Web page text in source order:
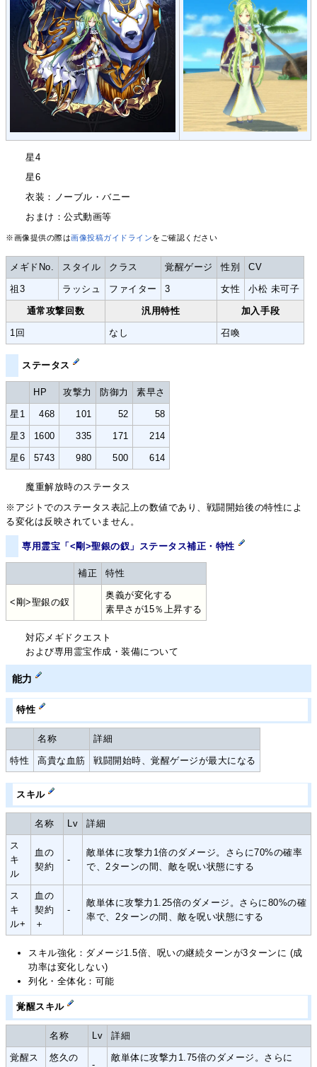
星4
星6
衣装：ノーブル・バニー
おまけ：公式動画等
※画像提供の際は画像投稿ガイドラインをご確認ください
メギドNo. スタイル クラス 覚醒ゲージ 性別 CV
祖3 ラッシュ ファイター 3 女性 小松 未可子
通常攻撃回数 汎用特性 加入手段
1回 なし 召喚
ステータス
HP 攻撃力 防御力 素早さ
星1 468 101 52 58
星3 1600 335 171 214
星6 5743 980 500 614
魔重解放時のステータス
※アジトでのステータス表記上の数値であり、戦闘開始後の特性によ
る変化は反映されていません。
専用霊宝「<剛>聖銀の釵」ステータス補正・特性
補正 特性
<剛>聖銀の釵
奥義が変化する
素早さが15％上昇する
対応メギドクエスト
および専用霊宝作成・装備について
能力
特性
名称 詳細
特性 高貴な血筋 戦闘開始時、覚醒ゲージが最大になる
スキル
名称 Lv 詳細
ス
キ
ル
血の
契約
-
敵単体に攻撃力1倍のダメージ。さらに70%の確率
で、2ターンの間、敵を呪い状態にする
ス
キ
ル+
血の
契約
＋
-
敵単体に攻撃力1.25倍のダメージ。さらに80%の確
率で、2ターンの間、敵を呪い状態にする
スキル強化：ダメージ1.5倍、呪いの継続ターンが3ターンに (成
功率は変化しない)
列化・全体化：可能
覚醒スキル
名称 Lv 詳細
覚醒ス
悠久の
-
敵単体に攻撃力1.75倍のダメージ。さらに